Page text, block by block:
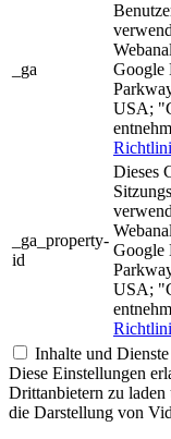
_ga
Google
USA;
_ga_property-
id
Dieses
Google
USA;
Inhalte und
Diese Einstellungen
Drittanbietern zu
die Darstellung von